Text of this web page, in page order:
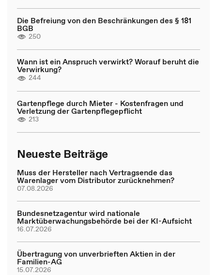
Die Befreiung von den Beschränkungen des § 181
BGB
250
Wann ist ein Anspruch verwirkt? Worauf beruht die
Verwirkung?
244
Gartenpflege durch Mieter - Kostenfragen und
Verletzung der Gartenpflegepflicht
213
Neueste Beiträge
Muss der Hersteller nach Vertragsende das
Warenlager vom Distributor zurücknehmen?
07.08.2026
Bundesnetzagentur wird nationale
Marktüberwachungsbehörde bei der KI-Aufsicht
16.07.2026
Übertragung von unverbrieften Aktien in der
Familien-AG
15.07.2026